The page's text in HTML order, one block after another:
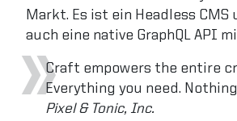
Markt. Es ist ein Headless CMS
auch eine native GraphQL API
Craft empowers the entire
Everything you need. Nothing
Pixel & Tonic, Inc.